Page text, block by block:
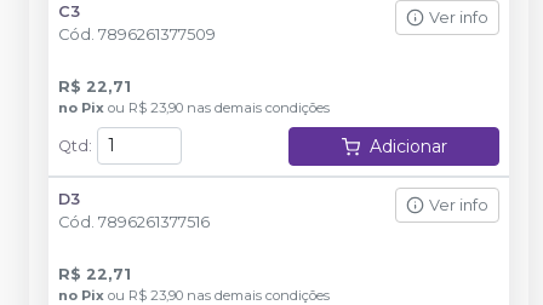
C3
Cód. 7896261377509
Ver info
R$ 22,71
no Pix ou R$ 23,90 nas demais condições
Qtd : Adicionar
D3
Cód. 7896261377516
Ver info
R$ 22,71
no Pix ou R$ 23,90 nas demais condições